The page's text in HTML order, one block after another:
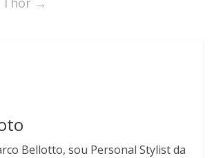
Bellotto, sou Personal Stylist da